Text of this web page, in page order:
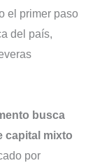
el primer paso
del país,
busca
capital mixto
por